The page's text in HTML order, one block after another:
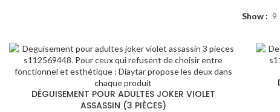
Show 9
DÉGUISEMENT POUR ADULTES JOKER VIOLET
ASSASSIN (3 PIÈCES)